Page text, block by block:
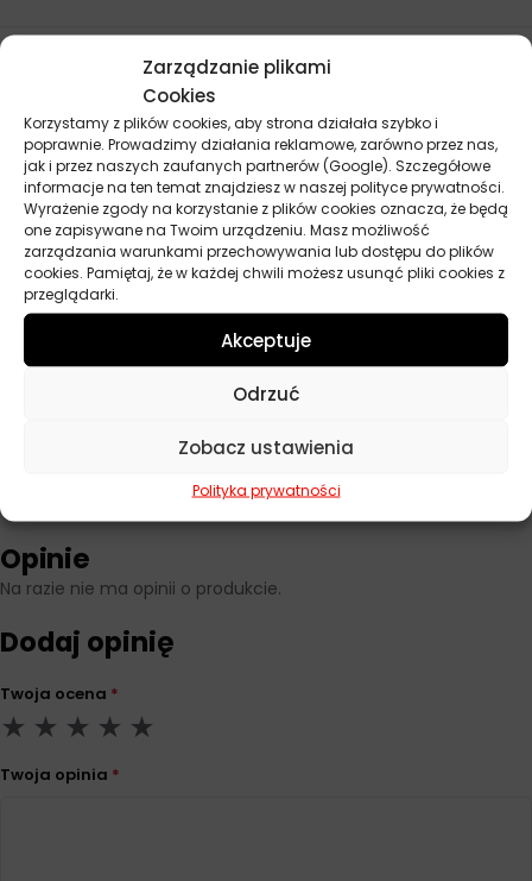
Zarządzanie plikami
Cookies
Korzystamy z plików cookies, aby strona działała szybko i
poprawnie. Prowadzimy działania reklamowe, zarówno przez nas,
jak i przez naszych zaufanych partnerów (Google). Szczegółowe
informacje na ten temat znajdziesz w naszej polityce prywatności.
Wyrażenie zgody na korzystanie z plików cookies oznacza, że będą
one zapisywane na Twoim urządzeniu. Masz możliwość
zarządzania warunkami przechowywania lub dostępu do plików
cookies. Pamiętaj, że w każdej chwili możesz usunąć pliki cookies z
przeglądarki.
Akceptuje
Odrzuć
Zobacz ustawienia
Polityka prywatności
Parametry techniczne
Producent Liqui Moly
Przeznaczenie
Samochody osobowe, Samochody
zabytkowe
Lepkość 5W-50
ACEA
API SJ
MB 229.1, VW 502.00, VW 505.00
4 l
Opinie
Na razie nie ma opinii o produkcie.
Dodaj opinię
Twoja ocena *
Twoja opinia *